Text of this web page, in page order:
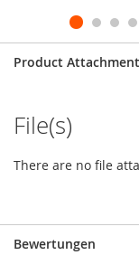
Product
File(s)
There are no file
Bewertungen